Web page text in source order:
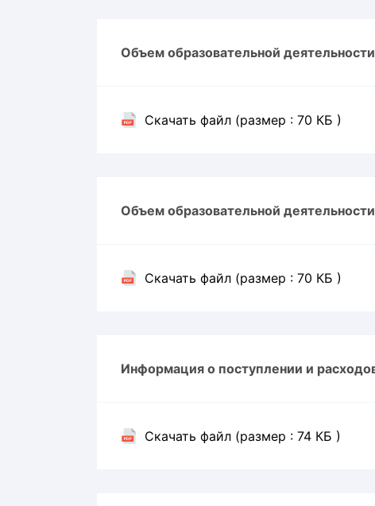
Объем образовательной
Скачать файл (размер : 70 КБ )
Объем образовательной
Скачать файл (размер : 70 КБ )
Информация о поступлении и
Скачать файл (размер : 74 КБ )